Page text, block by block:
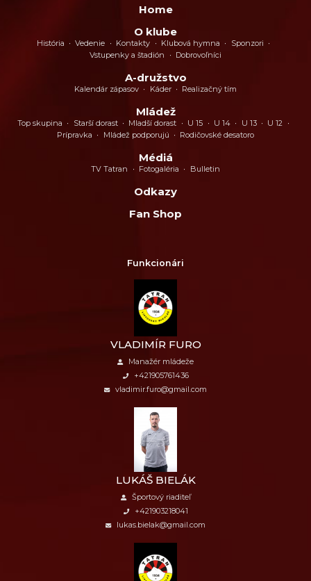
Home
O klube
História Vedenie Kontakty Klubová hymna
Sponzori
Vstupenky a štadión
Dobrovoľníci
A-družstvo
Kalendár zápasov Káder Realizačný tím
Mládež
Top skupina Starší dorast Mladší dorast U 15 U 14 U 13
U 12
Prípravka
Mládež podporujú Rodičovské desatoro
Médiá
TV Tatran Fotogaléria Bulletin
Odkazy
Fan Shop
Funkcionári
VLADIMÍR FURO
Manažér mládeže
+421905761436
vladimir.furo@gmail.com
LUKÁŠ BIELÁK
Športový riaditeľ
+421903218041
lukas.bielak@gmail.com